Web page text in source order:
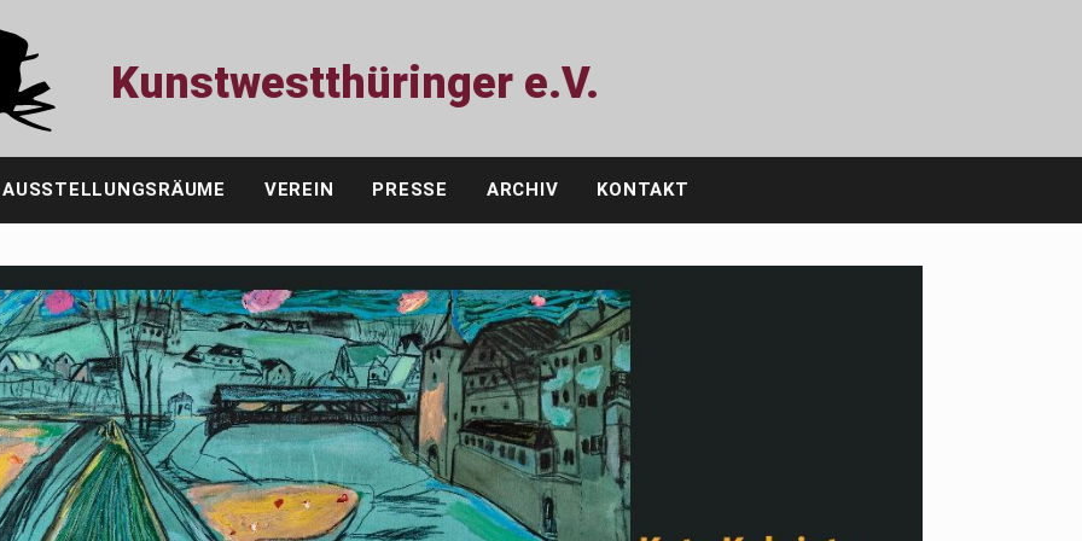
Kunstwestthüringer e.V.
AUSSTELLUNGSRÄUME VEREIN PRESSE ARCHIV KONTAKT